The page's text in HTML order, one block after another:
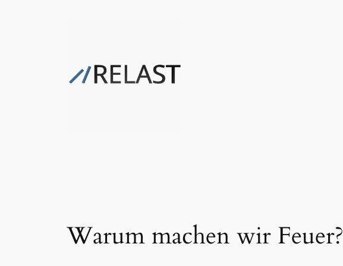
Warum machen wir Feuer?